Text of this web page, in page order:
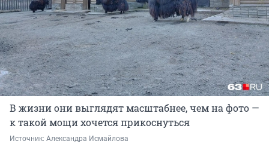
В жизни они выглядят масштабнее, чем на фото —
к такой мощи хочется прикоснуться
Источник: Александра Исмайлова